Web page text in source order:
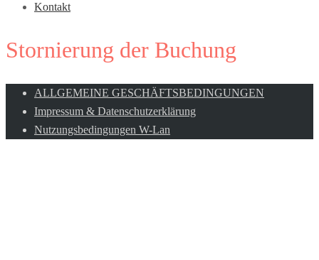
Kontakt
Stornierung der Buchung
ALLGEMEINE GESCHÄFTSBEDINGUNGEN
Impressum & Datenschutzerklärung
Nutzungsbedingungen W-Lan